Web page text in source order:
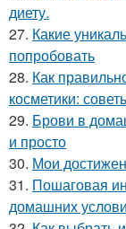
диету.
27. Какие
попробовать
28. Как
косметики:
29. Брови в
и просто
30. Мои
31. Пошаговая
домашних